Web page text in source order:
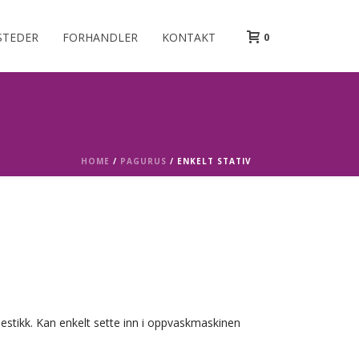
FORHANDLER KONTAKT 0
HOME / PAGURUS / ENKELT STATIV
Kan enkelt sette inn i oppvaskmaskinen